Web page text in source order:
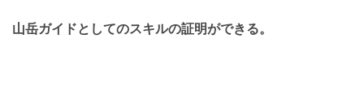
山岳ガイドとしてのスキルの証明ができる。